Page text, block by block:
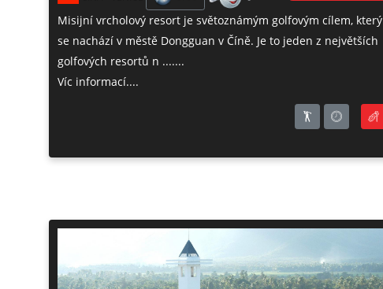
Misijní vrcholový resort je světoznámým golfovým cílem, který
se nachází v městě Dongguan v Číně. Je to jeden z největších
golfových resortů n .......
Víc informací....